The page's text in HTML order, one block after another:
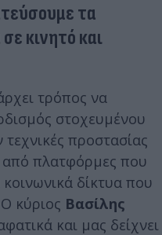
τα
κινητό και
τρόπος να
στοχευμένου
προστασίας
πλατφόρμες που
κοινωνικά δίκτυα που
κύριος Βασίλης
και μας δείχνει